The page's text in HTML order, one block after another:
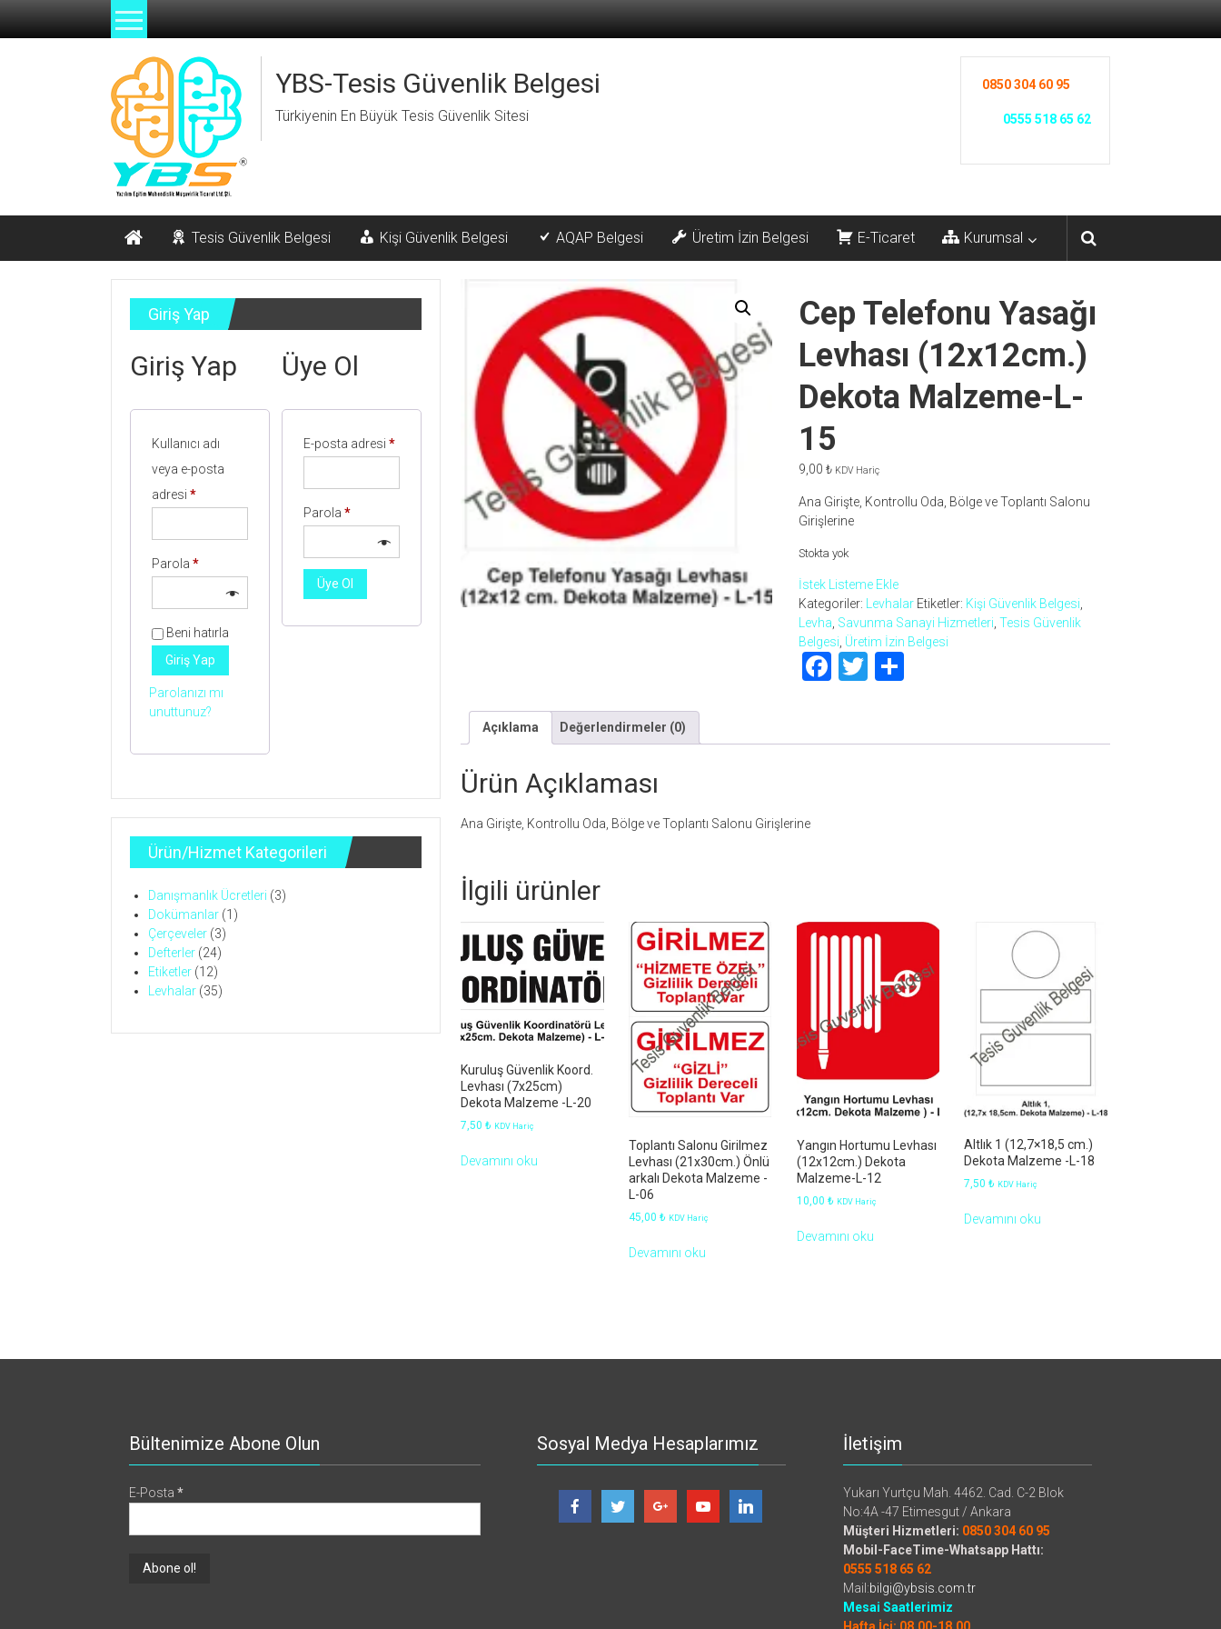
YBS-Tesis Güvenlik Belgesi
Türkiyenin En Büyük Tesis Güvenlik Sitesi
0850 304 60 95
0555 518 65 62
Tesis Güvenlik Belgesi Kişi Güvenlik Belgesi AQAP Belgesi Üretim İzin Belgesi E-Ticaret Kurumsal
Cep Telefonu Yasağı
Levhası (12x12cm.)
Dekota Malzeme-L-
15
9,00 ₺ KDV Hariç
Ana Girişte, Kontrollu Oda, Bölge ve Toplantı Salonu
Girişlerine
Stokta yok
İstek Listeme Ekle
Kategoriler:
Levhalar Etiketler: Kişi Güvenlik Belgesi
Levha Savunma Sanayi Hizmetleri Tesis Güvenlik
Belgesi Üretim İzin Belgesi
Facebook
Twitter
Share
Açıklama Değerlendirmeler (0)
Ürün Açıklaması
Ana Girişte, Kontrollu Oda, Bölge ve Toplantı Salonu Girişlerine
İlgili ürünler
Kuruluş Güvenlik Koord.
Levhası (7x25cm)
Dekota Malzeme -L-20
7,50 ₺ KDV Hariç
Devamını oku
Toplantı Salonu Girilmez
Levhası (21x30cm.) Önlü
arkalı Dekota Malzeme -
L-06
45,00 ₺ KDV Hariç
Devamını oku
Yangın Hortumu Levhası
(12x12cm.) Dekota
Malzeme-L-12
10,00 ₺ KDV Hariç
Devamını oku
Altlık 1 (12,7×18,5 cm.)
Dekota Malzeme -L-18
7,50₺ KDV Hariç
Devamını oku
Giriş Yap
Giriş Yap
Kullanıcı adı
veya e-posta
adresi *Gerekli
Parola *Gerekli
Beni hatırla
Giriş Yap
Parolanızı mı
unuttunuz?
Üye Ol
E-posta adresi *Gerekli
Parola *Gerekli
Üye Ol
Ürün/Hizmet Kategorileri
Danışmanlık Ücretleri (3)
Dokümanlar (1)
Çerçeveler (3)
Defterler (24)
Etiketler (12)
Levhalar (35)
Bültenimize Abone Olun
E-Posta*
Sosyal Medya Hesaplarımız İletişim
Yukarı Yurtçu Mah. 4462. Cad. C-2 Blok
No:4A -47 Etimesgut / Ankara
Müşteri Hizmetleri: 0850 304 60 95
Mobil-FaceTime-Whatsapp Hattı:
0555 518 65 62
Mail:bilgi@ybsis.com.tr
Mesai Saatlerimiz
Hafta İçi: 08.00-18.00